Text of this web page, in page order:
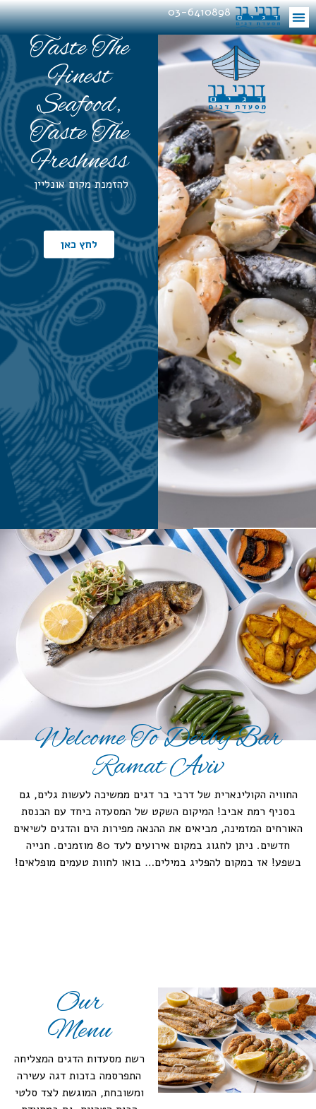
03-6410898
Taste The
Finest
Seafood,
Taste The
Freshness
להזמנת מקום אונליין
לחץ כאן
Welcome To Derby Bar
Ramat Aviv
החוויה הקולינארית של דרבי בר דגים ממשיכה לעשות גלים, גם
בסניף רמת אביב! המיקום השקט של המסעדה ביחד עם הכנסת
האורחים המזמינה, מביאים את ההנאה מפירות הים והדגים לשיאים
חדשים. ניתן לחגוג במקום אירועים לעד 80 מוזמנים. חנייה
בשפע! אז במקום להפליג במילים… בואו לחוות טעמים מופלאים!
Our
Menu
רשת מסעדות הדגים המצליחה
התפרסמה בזכות דגה עשירה
ומשובחת, המוגשת לצד סלטי